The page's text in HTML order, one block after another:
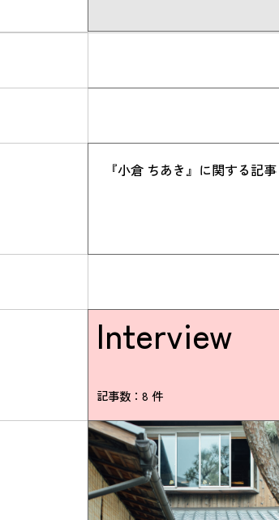
『小倉 ちあき』に関する記事
Interview
記事数：8 件